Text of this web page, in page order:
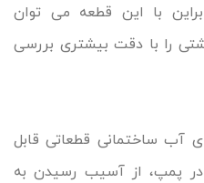
با این قطعه می توان
را با دقت بیشتری بررسی
ساختمانی قطعاتی قابل
پمپ، از آسیب رسیدن به